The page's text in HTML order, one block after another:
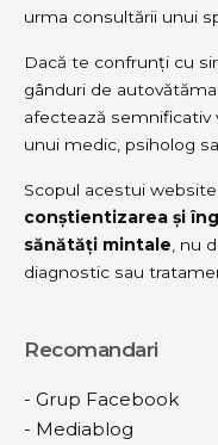
urma consultării unui
Dacă te confrunți cu
gânduri de
afectează semnificativ
unui medic, psiholog
Scopul acestui
conștientizarea și
sănătăți mintale , nu
diagnostic sau
Recomandari
- Grup Facebook
- Mediablog